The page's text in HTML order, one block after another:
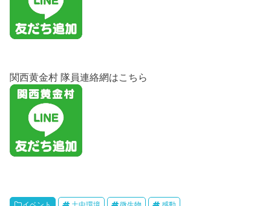
関西黄金村 隊員連絡網はこちら